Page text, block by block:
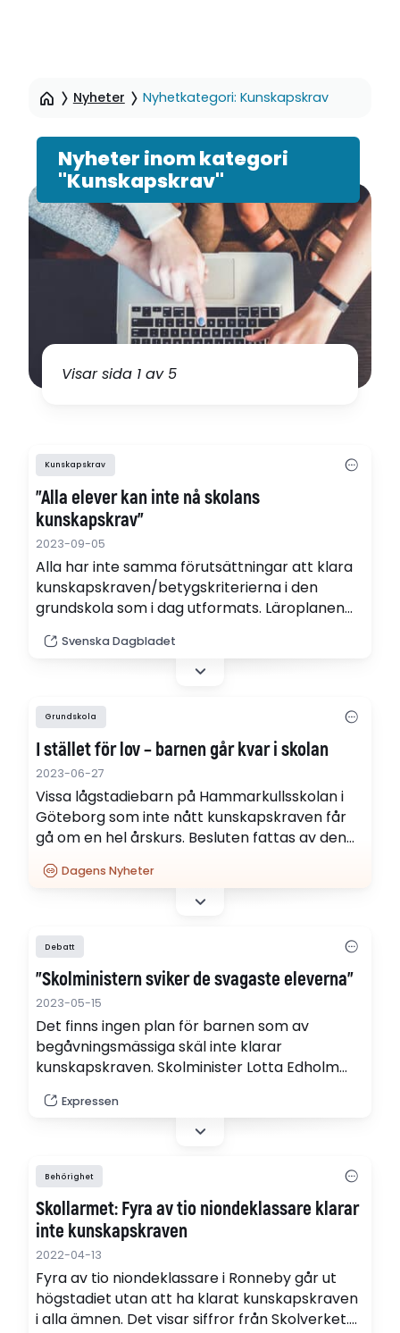
sidinnehåll
Nyheter Nyhetkategori: Kunskapskrav
Nyheter inom kategori
"Kunskapskrav"
Visar sida 1 av 5
Kunskapskrav
”Alla elever kan inte nå skolans
kunskapskrav”
2023-09-05
Alla har inte samma förutsättningar att klara
kunskaps­kraven/betygs­kriterierna i den
grundskola som i dag utformats. Läroplanen
Svenska Dagbladet
Grundskola
I stället för lov – barnen går kvar i skolan
2023-06-27
Vissa lågstadiebarn på Hammarkullsskolan i
Göteborg som inte nått kunskapskraven får
gå om en hel årskurs. Besluten fattas av den
kända skoldebattören Linnea Lindquist, skolans
biträdande rektor.
Dagens Nyheter
Debatt
"Skolministern sviker de svagaste eleverna"
2023-05-15
Det finns ingen plan för barnen som av
begåvningsmässiga skäl inte klarar
kunskapskraven. Skolminister Lotta Edholm
ledarredaktion.
Expressen
Behörighet
Skollarmet: Fyra av tio niondeklassare klarar
inte kunskapskraven
2022-04-13
Fyra av tio niondeklassare i Ronneby går ut
högstadiet utan att ha klarat kunskapskraven
i alla ämnen. Det visar siffror från Skolverket.